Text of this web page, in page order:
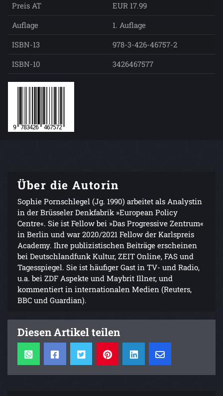
Preis AT
EUR 17.99
Auflage
1. Auflage
ISBN-13
978-3-426-46757-2
ISBN-10
3426467577
Über die Autorin
Sophie Pornschlegel (Jg. 1990) arbeitet als Analystin
in der Brüsseler Denkfabrik »European Policy
Centre«. Sie ist Fellow bei »Das Progressive Zentrum«
in Berlin und war 2020/2021 Fellow der Karlspreis
Academy. Ihre publizistischen Beiträge erscheinen
bei Deutschlandfunk Kultur, ZEIT Online, FAS und
Tagesspiegel. Sie ist häufiger Gast in TV- und Radio,
u.a. bei ZDF Aspekte und Maybrit Illner, und
kommentiert in internationalen Medien (Reuters,
BBC und Guardian).
Diesen Artikel teilen